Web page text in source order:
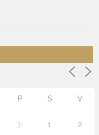
P S V
31 1 2